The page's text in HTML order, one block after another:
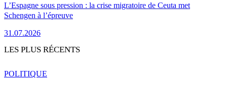
L’Espagne sous pression : la crise migratoire de Ceuta met
Schengen à l’épreuve
31.07.2026
LES PLUS RÉCENTS
POLITIQUE